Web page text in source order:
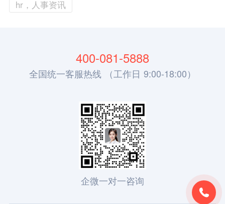
hr，人事资讯

400-081-5888
全国统一客服热线 （工作日 9:00-18:00）
企微一对一咨询